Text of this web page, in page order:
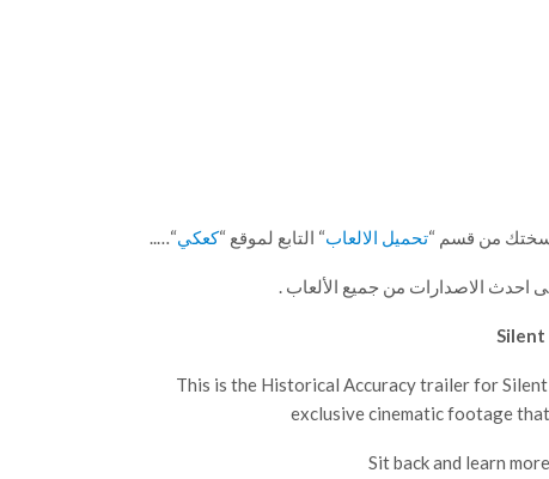
نسختك من قسم “تحميل الالعاب“ التابع لموقع “كعكي“…..
احدث الاصدارات من جميع الألعاب .
Silent
This is the Historical Accuracy trailer for
exclusive cinematic footage
Sit back and learn